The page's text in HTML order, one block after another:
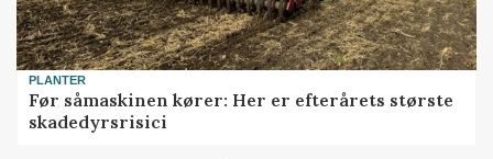
PLANTER
Før såmaskinen kører: Her er efterårets største
skadedyrsrisici